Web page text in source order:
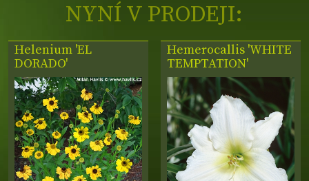
NYNÍ V PRODEJI:
Helenium 'EL
DORADO'
Hemerocallis 'WHITE
TEMPTATION'